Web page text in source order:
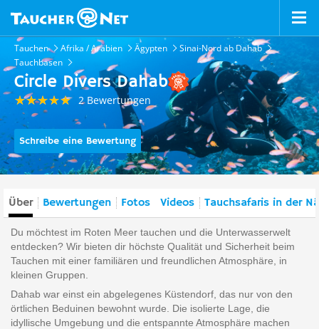
Tauchen Afrika / Arabien Ägypten
Sinai-Nord ab Dahab
Tauchbasen
Circle Divers Dahab
2 Bewertungen
Schreibe eine Bewertung
Über Bewertungen Fotos Videos Tauchsafaris in der
Du möchtest im Roten Meer tauchen und die Unterwasserwelt
entdecken? Wir bieten dir höchste Qualität und Sicherheit beim
Tauchen mit einer familiären und freundlichen Atmosphäre, in
kleinen Gruppen.
Dahab war einst ein abgelegenes Küstendorf, das nur von den
örtlichen Beduinen bewohnt wurde. Die isolierte Lage, die
idyllische Umgebung und die entspannte Atmosphäre machen